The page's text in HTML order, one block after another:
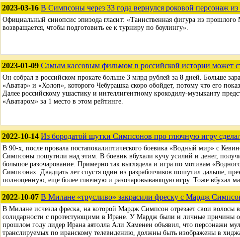
2023-03-16 В Симпсоны через 33 года вернулся роковой персонаж из
Официальный синопсис эпизода гласит: «Таинственная фигура из
возвращается, чтобы подготовить ее к турниру по боулингу».
2023-01-09 Самым кассовым фильмом в российской истории может
Он собрал в российском прокате больше 3 млрд рублей за 8 дней. Больше
«Аватар» и «Холоп», которого Чебурашка скоро обойдет, потому что его
Далее российскому ушастику и интеллигентному крокодилу-музыканту
«Аватаром» за 1 место в этом рейтинге.
2022-10-14 Из бородатой шутки Симпсонов про глючную игру
В 90-х, после провала постапокалиптического боевика «Водный мир» с
Симпсоны пошутили над этим. В боевик вбухали кучу усилий и денег,
большое разочарование. Примерно так выглядела и игра по мотивам
Симпсонах. Двадцать лет спустя один из разработчиков пошутил дальше,
полноценную, еще более глючную и разочаровывающую игру. Тоже вбухал
2022-10-07 В Милане «трусливо» закрасили фреску с Мардж
В Милане исчезла фреска, на которой Мардж Симпсон отрезает свои волосы
солидарности с протестующими в Иране. У Мардж были и личные причины
прошлом году лидер Ирана аятолла Али Хаменеи объявил, что персонажи
транслируемых по иранскому телевидению, должны быть изображены в